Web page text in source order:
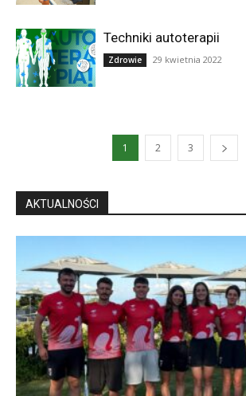
Techniki autoterapii
Zdrowie 29 kwietnia 2022
1 2 3
AKTUALNOŚCI